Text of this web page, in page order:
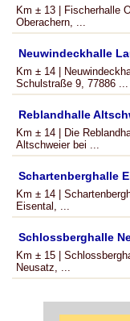
Km ± 13 | Fischerhalle
Oberachern, ...
Neuwindeckhalle
Km ± 14 |
Schulstraße 9, 77886 ...
Reblandhalle
Km ± 14 | Die
Altschweier bei ...
Schartenberghalle
Km ± 14 |
Eisental, ...
Schlossberghalle
Km ± 15 |
Neusatz, ...